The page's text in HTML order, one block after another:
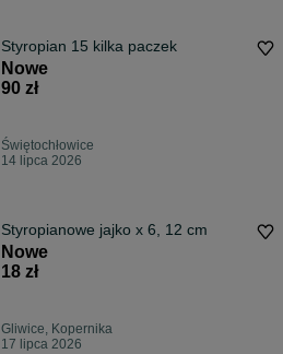
Styropian 15 kilka paczek
Nowe
90 zł
Świętochłowice
14 lipca 2026
Styropianowe jajko x 6, 12 cm
Nowe
18 zł
Gliwice, Kopernika
17 lipca 2026